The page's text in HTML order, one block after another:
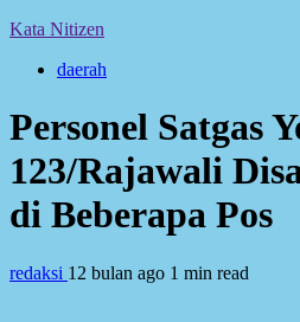
Kata Nitizen
daerah
‎Personel Satgas
123/Rajawali
di Beberapa Pos
redaksi 12 bulan ago 1 min read